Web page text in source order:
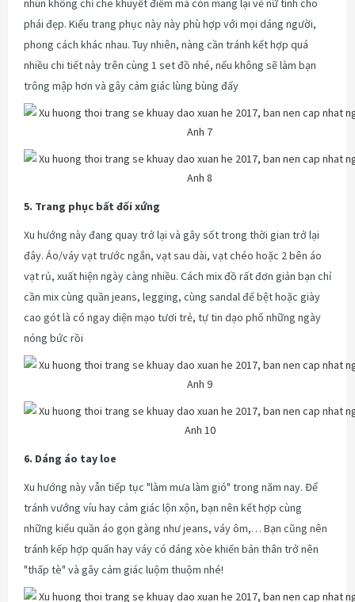
nhún không chỉ che khuyết điểm mà còn mang lại vẻ nữ tính cho
phái đẹp. Kiểu trang phục này này phù hợp với mọi dáng người,
phong cách khác nhau. Tuy nhiên, nàng cần tránh kết hợp quá
nhiều chi tiết này trên cùng 1 set đồ nhé, nếu không sẽ làm bạn
trông mập hơn và gây cảm giác lùng bùng đấy
5. Trang phục bất đối xứng
Xu hướng này đang quay trở lại và gây sốt trong thời gian trở lại
đây. Áo/váy vạt trước ngắn, vạt sau dài, vạt chéo hoặc 2 bên áo
vạt rủ, xuất hiện ngày càng nhiều. Cách mix đồ rất đơn giản bạn chỉ
cần mix cùng quần jeans, legging, cùng sandal đế bệt hoặc giày
cao gót là có ngay diện mạo tươi trẻ, tự tin dạo phố những ngày
nóng bức rồi
6. Dáng áo tay loe
Xu hướng này vẫn tiếp tục "làm mưa làm gió" trong năm nay. Để
tránh vướng víu hay cảm giác lộn xộn, bạn nên kết hợp cùng
những kiểu quần áo gọn gàng như jeans, váy ôm,… Bạn cũng nên
tránh kếp hợp quấn hay váy có dáng xòe khiến bản thân trở nên
"thấp tè" và gây cảm giác luộm thuộm nhé!